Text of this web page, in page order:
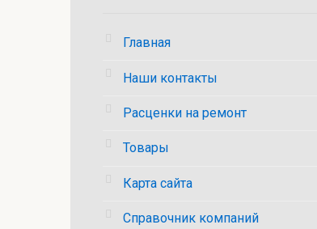
Главная
Наши контакты
Расценки на ремонт
Товары
Карта сайта
Справочник компаний